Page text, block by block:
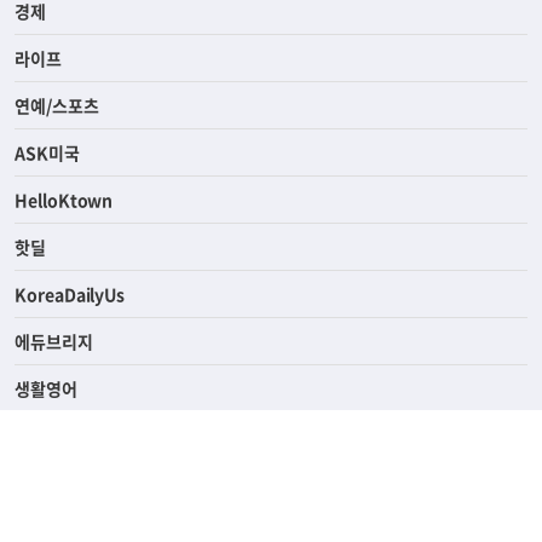
사회
경제
라이프
연예/스포츠
ASK미국
HelloKtown
핫딜
KoreaDailyUs
에듀브리지